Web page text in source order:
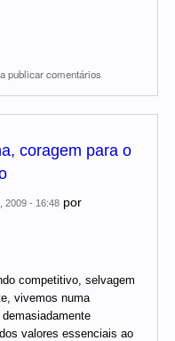
publicar comentários
coragem para o
2009 - 16:48 por
competitivo, selvagem
vivemos numa
valores essenciais ao